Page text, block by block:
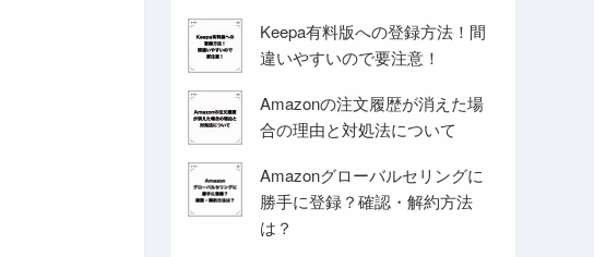
Keepa有料版への登録方法！間
違いやすいので要注意！
Amazonの注文履歴が消えた場
合の理由と対処法について
Amazonグローバルセリングに
勝手に登録？確認・解約方法
は？